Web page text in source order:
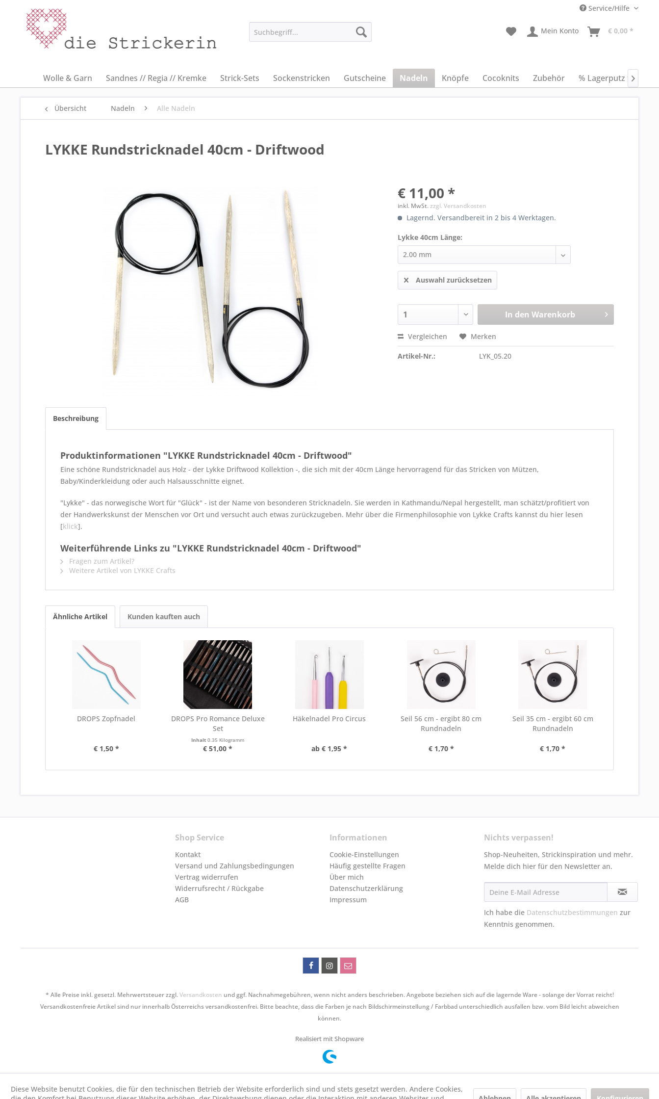
Service/Hilfe
Mein Konto € 0,00 *
Wolle & Garn Sandnes // Regia // Kremke Strick-Sets Sockenstricken Gutscheine Nadeln Knöpfe Cocoknits Zubehör % Lagerputz %
Übersicht Nadeln Alle Nadeln
LYKKE Rundstricknadel 40cm - Driftwood
€ 11,00 *
inkl. MwSt.zzgl. Versandkosten
Lagernd. Versandbereit in 2 bis 4 Werktagen.
Lykke 40cm Länge:
Auswahl zurücksetzen
In den Warenkorb
Vergleichen Merken
Artikel-Nr.: LYK_05.20
Beschreibung
Produktinformationen "LYKKE Rundstricknadel 40cm - Driftwood"
Eine schöne Rundstricknadel aus Holz - der Lykke Driftwood Kollektion -, die sich mit der 40cm Länge hervorragend für das Stricken von Mützen,
Baby/Kinderkleidung oder auch Halsausschnitte eignet.
"Lykke" - das norwegische Wort für "Glück" - ist der Name von besonderen Stricknadeln. Sie werden in Kathmandu/Nepal hergestellt, man schätzt/profitiert von
der Handwerkskunst der Menschen vor Ort und versucht auch etwas zurückzugeben. Mehr über die Firmenphilosophie von Lykke Crafts kannst du hier lesen
[klick].
Weiterführende Links zu "LYKKE Rundstricknadel 40cm - Driftwood"
Fragen zum Artikel?
Weitere Artikel von LYKKE Crafts
Ähnliche Artikel Kunden kauften auch
DROPS Zopfnadel
€ 1,50 *
DROPS Pro Romance Deluxe
Set
Inhalt0.35 Kilogramm
€ 51,00 *
Häkelnadel Pro Circus
ab € 1,95 *
Seil 56 cm - ergibt 80 cm
Rundnadeln
€ 1,70 *
Seil 35 cm - ergibt 60 cm
Rundnadeln
€ 1,70 *
Shop Service
Kontakt
Versand und Zahlungsbedingungen
Vertrag widerrufen
Widerrufsrecht / Rückgabe
AGB
Informationen
Cookie-Einstellungen
Häufig gestellte Fragen
Über mich
Datenschutzerklärung
Impressum
Nichts verpassen!
Shop-Neuheiten, Strickinspiration und mehr.
Melde dich hier für den Newsletter an.
Ich habe die Datenschutzbestimmungen zur
Kenntnis genommen.
* Alle Preise inkl. gesetzl. Mehrwertsteuer zzgl.Versandkosten und ggf. Nachnahmegebühren, wenn nicht anders beschrieben. Angebote beziehen sich auf die lagernde Ware - solange der Vorrat reicht!
Versandkostenfreie Artikel sind nur innerhalb Österreichs versandkostenfrei. Bitte beachte, dass die Farben je nach Bildschirmeinstellung / Farbbad unterschiedlich ausfallen bzw. vom Bild leicht abweichen
können.
Realisiert mit Shopware
Diese Website benutzt Cookies, die für den technischen Betrieb der Website erforderlich sind und stets gesetzt werden. Andere Cookies,